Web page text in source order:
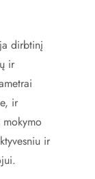
dirbtinį
ir
ir
ir